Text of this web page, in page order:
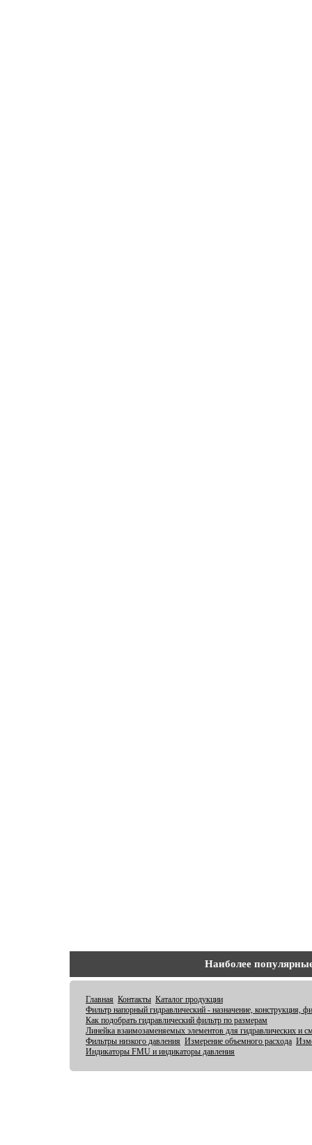
Наиболее
Главная Контакты Каталог продукции
Фильтр напорный гидравлический - назначение, конструкция,
Как подобрать гидравлический фильтр по размерам
Линейка взаимозаменяемых элементов для гидравлических и
Фильтры низкого давления Измерение объемного расхода
Индикаторы FMU и индикаторы давления